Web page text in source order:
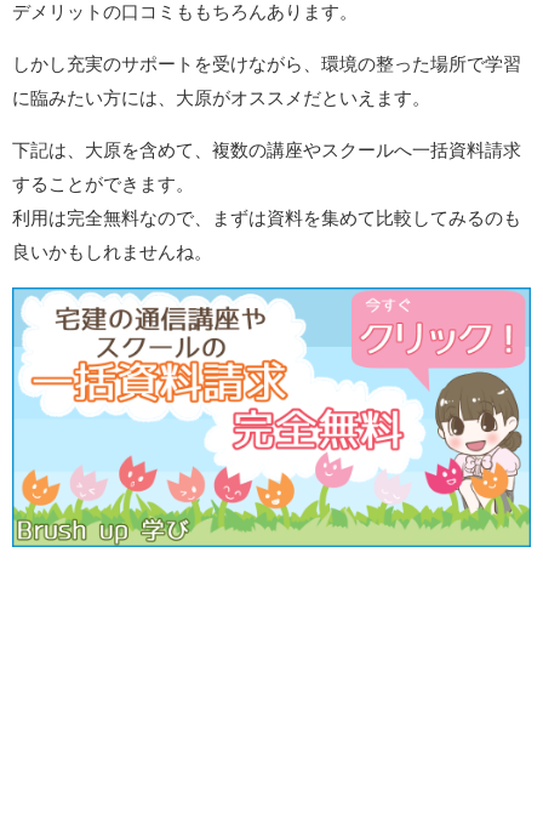
デメリットの口コミももちろんあります。
しかし充実のサポートを受けながら、環境の整った場所で学習
に臨みたい方には、大原がオススメだといえます。
下記は、大原を含めて、複数の講座やスクールへ一括資料請求
することができます。
利用は完全無料なので、まずは資料を集めて比較してみるのも
良いかもしれませんね。